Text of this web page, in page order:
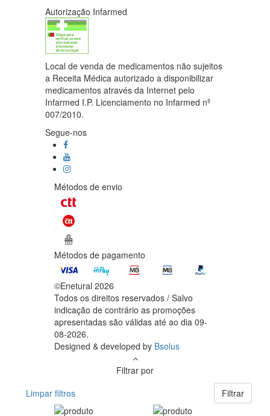
Autorização Infarmed
Local de venda de medicamentos não sujeitos
a Receita Médica autorizado a disponibilizar
medicamentos através da Internet pelo
Infarmed I.P. Licenciamento no Infarmed nº
007/2010.
Segue-nos
Métodos de envio
Métodos de pagamento
©Enetural 2026
Todos os direitos reservados / Salvo
indicação de contrário as promoções
apresentadas são válidas até ao dia 09-
08-2026.
Designed & developed by Bsolus
Filtrar por
Limpar filtros
Filtrar